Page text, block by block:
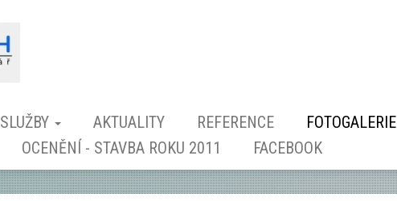
SLUŽBY AKTUALITY REFERENCE FOTOGALERIE
OCENĚNÍ - STAVBA ROKU 2011 FACEBOOK